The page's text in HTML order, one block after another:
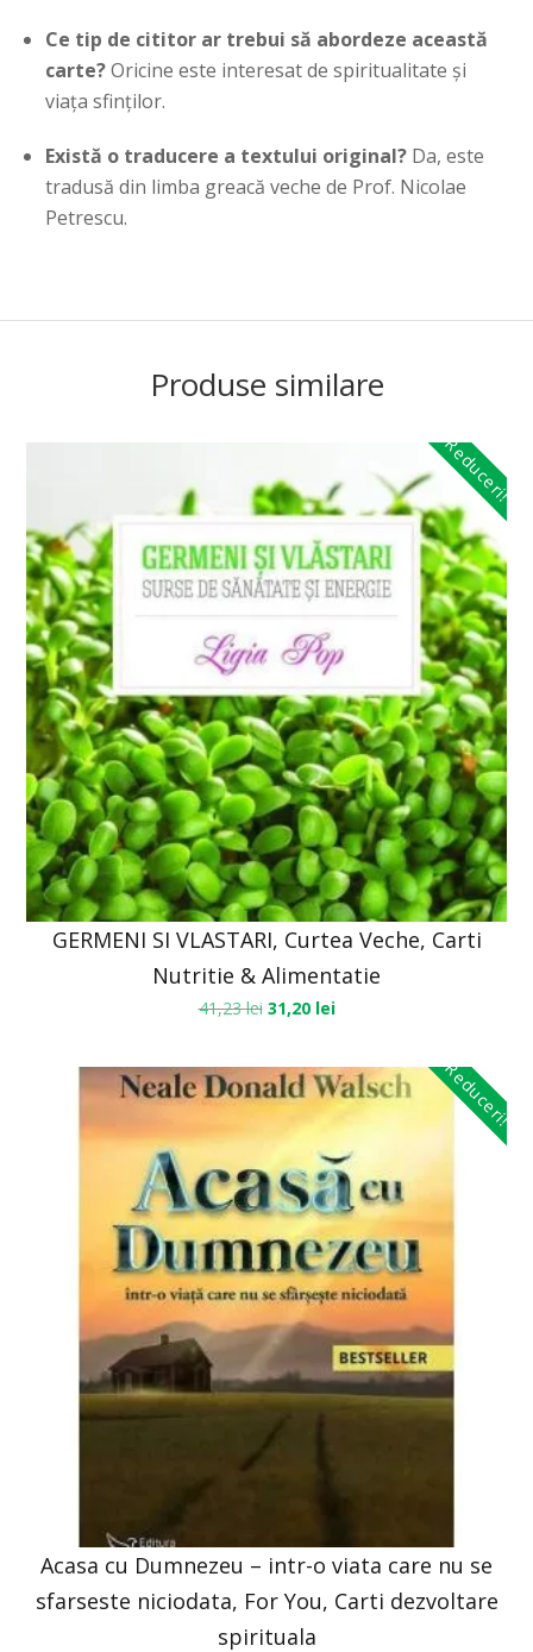
Ce tip de cititor ar trebui să abordeze această
carte?Oricine este interesat de spiritualitate și
viața sfinților.
Există o traducere a textului original? Da, este
tradusă din limba greacă veche de Prof. Nicolae
Petrescu.
Produse similare
Reduceri!
GERMENI SI VLASTARI, Curtea Veche, Carti
Nutritie & Alimentatie
41,23lei 31,20 lei
Reduceri!
Acasa cu Dumnezeu – intr-o viata care nu se
sfarseste niciodata, For You, Carti dezvoltare
spirituala